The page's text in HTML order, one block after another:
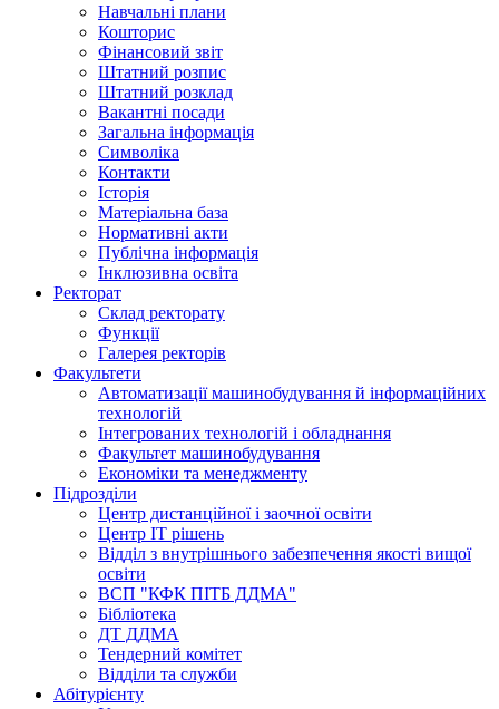
Навчальні плани
Кошторис
Фінансовий звіт
Штатний розпис
Штатний розклад
Вакантні посади
Загальна інформація
Символіка
Контакти
Історія
Матеріальна база
Нормативні акти
Публічна інформація
Інклюзивна освіта
Ректорат
Склад ректорату
Функції
Галерея ректорів
Факультети
Автоматизації машинобудування й інформаційних
технологій
Інтегрованих технологій і обладнання
Факультет машинобудування
Економіки та менеджменту
Підрозділи
Центр дистанційної і заочної освіти
Центр ІТ рішень
Відділ з внутрішнього забезпечення якості вищої
освіти
ВСП "КФК ПІТБ ДДМА"
Бібліотека
ДТ ДДМА
Тендерний комітет
Відділи та служби
Абітурієнту